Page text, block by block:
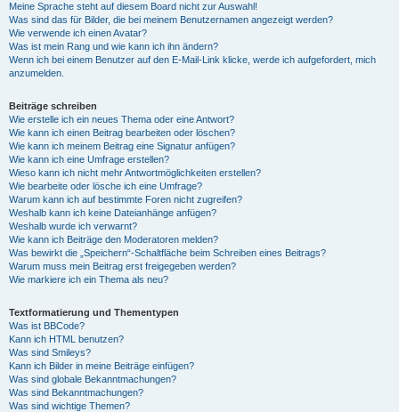
Meine Sprache steht auf diesem Board nicht zur Auswahl!
Was sind das für Bilder, die bei meinem Benutzernamen angezeigt werden?
Wie verwende ich einen Avatar?
Was ist mein Rang und wie kann ich ihn ändern?
Wenn ich bei einem Benutzer auf den E-Mail-Link klicke, werde ich aufgefordert, mich
anzumelden.
Beiträge schreiben
Wie erstelle ich ein neues Thema oder eine Antwort?
Wie kann ich einen Beitrag bearbeiten oder löschen?
Wie kann ich meinem Beitrag eine Signatur anfügen?
Wie kann ich eine Umfrage erstellen?
Wieso kann ich nicht mehr Antwortmöglichkeiten erstellen?
Wie bearbeite oder lösche ich eine Umfrage?
Warum kann ich auf bestimmte Foren nicht zugreifen?
Weshalb kann ich keine Dateianhänge anfügen?
Weshalb wurde ich verwarnt?
Wie kann ich Beiträge den Moderatoren melden?
Was bewirkt die „Speichern“-Schaltfläche beim Schreiben eines Beitrags?
Warum muss mein Beitrag erst freigegeben werden?
Wie markiere ich ein Thema als neu?
Textformatierung und Thementypen
Was ist BBCode?
Kann ich HTML benutzen?
Was sind Smileys?
Kann ich Bilder in meine Beiträge einfügen?
Was sind globale Bekanntmachungen?
Was sind Bekanntmachungen?
Was sind wichtige Themen?